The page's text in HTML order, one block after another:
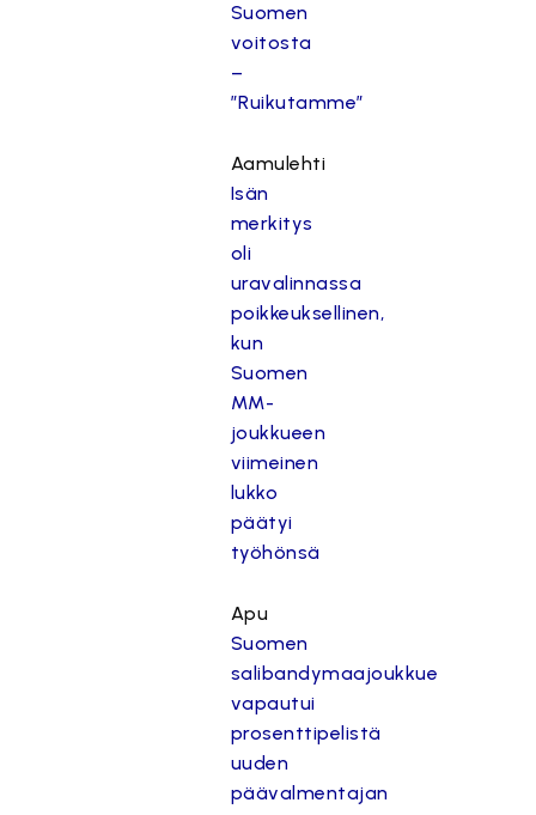
Suomen
voitosta
–
”Ruikutamme”
Aamulehti
Isän
merkitys
oli
uravalinnassa
poikkeuksellinen,
kun
Suomen
MM-
joukkueen
viimeinen
lukko
päätyi
työhönsä
Apu
Suomen
salibandymaajoukkue
vapautui
prosenttipelistä
uuden
päävalmentajan